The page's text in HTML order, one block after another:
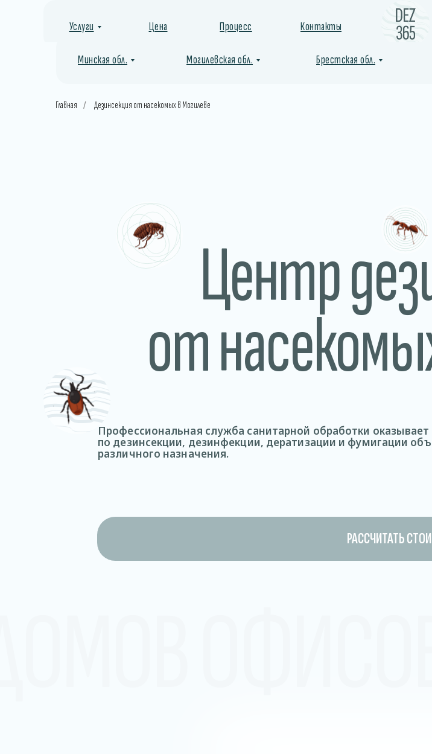
Услуги Процесс Контакты
Цена
Могилевская обл.
Минская обл. Брестская обл.
Главная / Дезинсекция от насекомых в Могилеве
Центр
от
РАССЧИТАТЬ
Профессиональная служба санитарной обработки оказывает
по дезинсекции, дезинфекции, дератизации и фумигации
различного назначения.